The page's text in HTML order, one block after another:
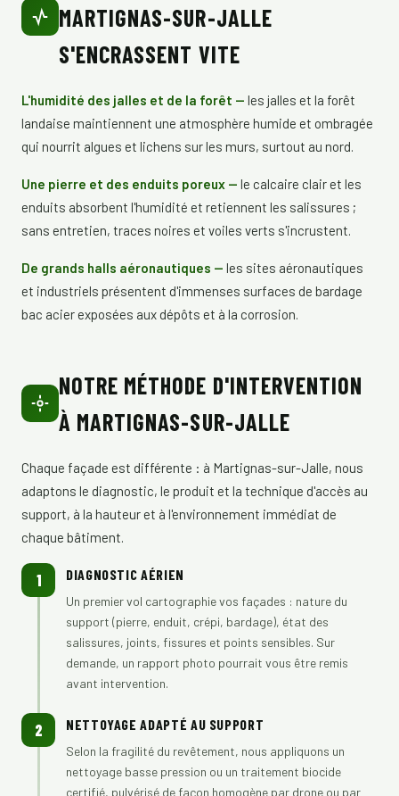
MARTIGNAS-SUR-JALLE
S'ENCRASSENT VITE
L'humidité des jalles et de la forêt — les jalles et la forêt
landaise maintiennent une atmosphère humide et ombragée
qui nourrit algues et lichens sur les murs, surtout au nord.
Une pierre et des enduits poreux — le calcaire clair et les
enduits absorbent l'humidité et retiennent les salissures ;
sans entretien, traces noires et voiles verts s'incrustent.
De grands halls aéronautiques — les sites aéronautiques
et industriels présentent d'immenses surfaces de bardage
bac acier exposées aux dépôts et à la corrosion.
NOTRE MÉTHODE D'INTERVENTION
À MARTIGNAS-SUR-JALLE
Chaque façade est différente : à Martignas-sur-Jalle, nous
adaptons le diagnostic, le produit et la technique d'accès au
support, à la hauteur et à l'environnement immédiat de
chaque bâtiment.
1 DIAGNOSTIC AÉRIEN
Un premier vol cartographie vos façades : nature du
support (pierre, enduit, crépi, bardage), état des
salissures, joints, fissures et points sensibles. Sur
demande, un rapport photo pourrait vous être remis
avant intervention.
2 NETTOYAGE ADAPTÉ AU SUPPORT
Selon la fragilité du revêtement, nous appliquons un
nettoyage basse pression ou un traitement biocide
certifié, pulvérisé de façon homogène par drone ou par